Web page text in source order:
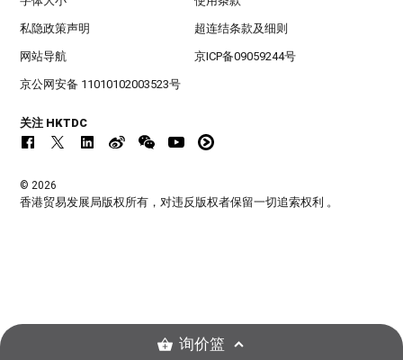
私隐政策声明 超连结条款及细则
网站导航 京ICP备09059244号
京公网安备 11010102003523号
关注 HKTDC
© 2026
香港贸易发展局版权所有，对违反版权者保留一切追索权利 。
询价篮